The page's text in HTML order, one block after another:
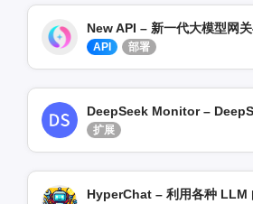
New API – 新一代大模型网
API 部署
DeepSeek Monitor –
扩展
HyperChat – 利用各种 LLM